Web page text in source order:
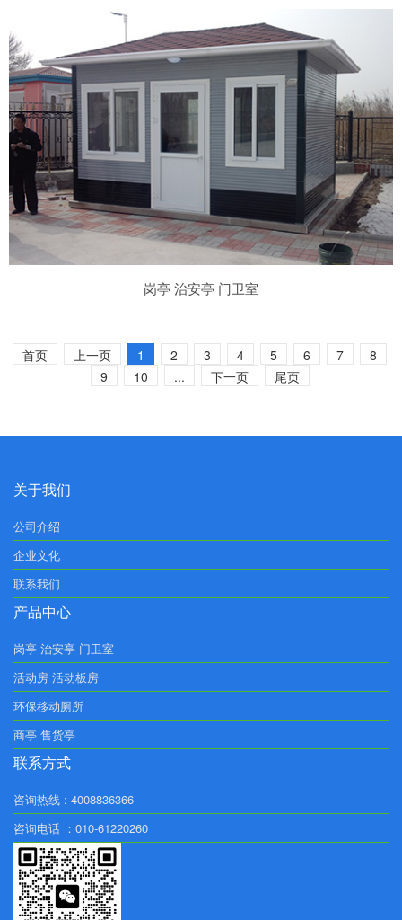
岗亭 治安亭 门卫室
首页 上一页 1 2 3 4 5 6 7
8
9
10 ... 下一页 尾页
关于我们
公司介绍
企业文化
联系我们
产品中心
岗亭 治安亭 门卫室
活动房 活动板房
环保移动厕所
商亭 售货亭
联系方式
咨询热线 : 4008836366
咨询电话 ：010-61220260